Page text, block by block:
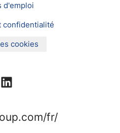
d'emploi
confidentialité
cookies
fr/